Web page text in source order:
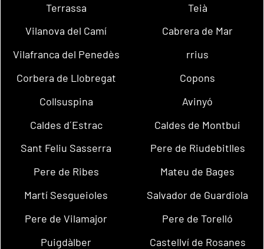
Terrassa
Teià
Vilanova del Camí
Cabrera de Mar
Vilafranca del Penedès
rrius
Corbera de Llobregat
Copons
Collsuspina
Avinyó
Caldes d´Estrac
Caldes de Montbui
Sant Feliu Sasserra
Pere de Riudebitlles
Pere de Ribes
Mateu de Bages
Martí Sesgueioles
Salvador de Guardiola
Pere de Vilamajor
Pere de Torelló
Puigdàlber
Castellví de Rosanes